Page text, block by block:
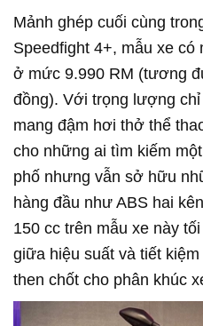
Mảnh ghép cuối cùng
Speedfight 4+, mẫu xe
ở mức 9.990 RM (tương
đồng). Với trọng lượng
mang đậm hơi thở thể
cho những ai tìm kiếm
phố nhưng vẫn sở hữu
hàng đầu như ABS hai
150 cc trên mẫu xe này
giữa hiệu suất và tiết
then chốt cho phân khúc